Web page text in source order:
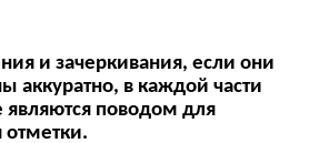
и зачеркивания, если они
аккуратно, в каждой части
являются поводом для